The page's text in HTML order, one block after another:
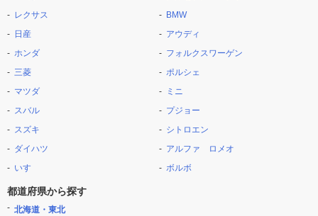
レクサス
日産
ホンダ
三菱
マツダ
スバル
スズキ
ダイハツ
いすゞ
BMW
アウディ
フォルクスワーゲン
ポルシェ
ミニ
プジョー
シトロエン
アルファ ロメオ
ボルボ
都道府県から探す
北海道・東北